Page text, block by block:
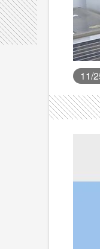
11/